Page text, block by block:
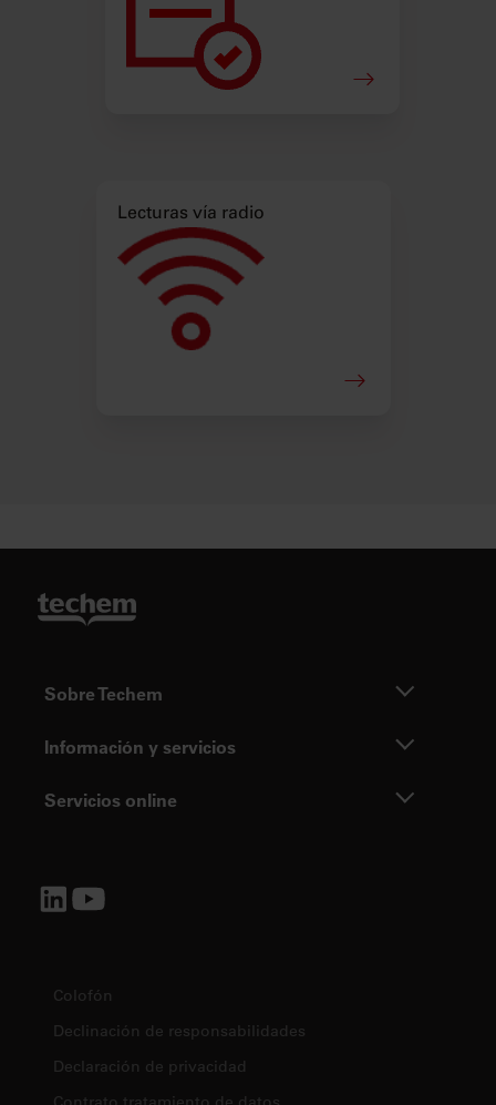
Lecturas vía radio
Sobre Techem
Información y servicios
Servicios online
Colofón
Declinación de responsabilidades
Declaración de privacidad